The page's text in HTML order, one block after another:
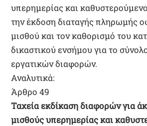
υπερημερίας και
την έκδοση διαταγής πληρωμής
μισθού και τον καθορισμό του
δικαστικού ενσήμου για το
εργατικών διαφορών.
Αναλυτικά:
Άρθρο 49
Ταχεία εκδίκαση διαφορών για
μισθούς υπερημερίας και